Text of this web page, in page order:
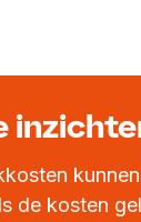
de kosten